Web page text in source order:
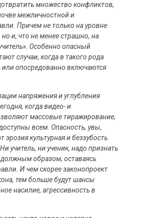
множество конфликтов,
межличностной и
Причем не только на уровне
но и, что не менее страшно, на
Особенно опасный
случаи, когда в такого рода
опосредованно включаются
напряжения и углубления
когда видео- и
массовые тиражирование,
всем. Опасность, увы,
эрозия культурная и беззубость
учитель, ни ученик, надо признать
образом, оставаясь
И чем скорее законопроект
тем больше будут шансы
насилие, агрессивность в